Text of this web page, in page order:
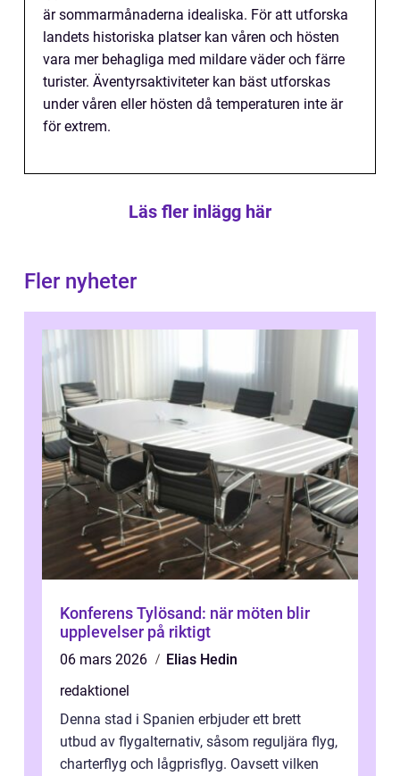
är sommarmånaderna idealiska. För att utforska
landets historiska platser kan våren och hösten
vara mer behagliga med mildare väder och färre
turister. Äventyrsaktiviteter kan bäst utforskas
under våren eller hösten då temperaturen inte är
för extrem.
Läs fler inlägg här
Fler nyheter
Konferens Tylösand: när möten blir
upplevelser på riktigt
06 mars 2026
Elias Hedin
redaktionel
Denna stad i Spanien erbjuder ett brett
utbud av flygalternativ, såsom reguljära flyg,
charterflyg och lågprisflyg. Oavsett vilken